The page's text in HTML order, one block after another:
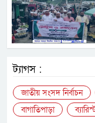
ট্যাগস :
জাতীয় সংসদ নির্বাচন
বাগাতিপাড়া